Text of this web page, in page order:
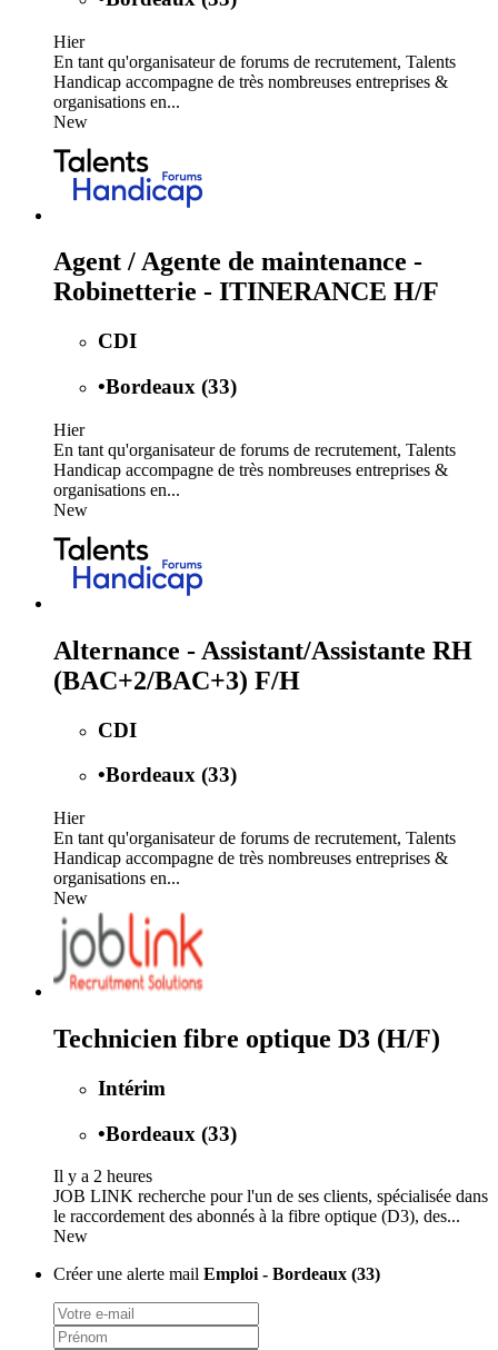
Hier
En tant qu'organisateur de forums de recrutement, Talents
Handicap accompagne de très nombreuses entreprises &
organisations en...
New
Agent / Agente de maintenance -
Robinetterie - ITINERANCE H/F
CDI
•Bordeaux (33)
Hier
En tant qu'organisateur de forums de recrutement, Talents
Handicap accompagne de très nombreuses entreprises &
organisations en...
New
Alternance - Assistant/Assistante RH
(BAC+2/BAC+3) F/H
CDI
•Bordeaux (33)
Hier
En tant qu'organisateur de forums de recrutement, Talents
Handicap accompagne de très nombreuses entreprises &
organisations en...
New
Technicien fibre optique D3 (H/F)
Intérim
•Bordeaux (33)
Il y a 2 heures
JOB LINK recherche pour l'un de ses clients, spécialisée dans
le raccordement des abonnés à la fibre optique (D3), des...
New
Créer une alerte mail Emploi - Bordeaux (33)